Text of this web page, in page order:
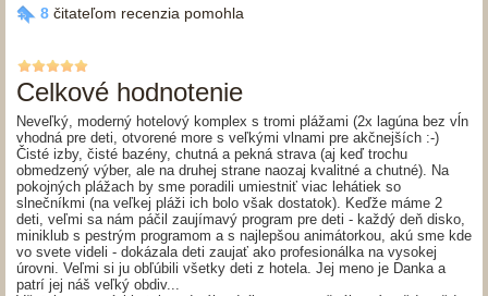
8 čitateľom recenzia pomohla
Celkové hodnotenie
Neveľký, moderný hotelový komplex s tromi plážami (2x lagúna bez vĺn
vhodná pre deti, otvorené more s veľkými vlnami pre akčnejších :-)
Čisté izby, čisté bazény, chutná a pekná strava (aj keď trochu
obmedzený výber, ale na druhej strane naozaj kvalitné a chutné). Na
pokojných plážach by sme poradili umiestniť viac lehátiek so
slnečníkmi (na veľkej pláži ich bolo však dostatok). Keďže máme 2
deti, veľmi sa nám páčil zaujímavý program pre deti - každý deň disko,
miniklub s pestrým programom a s najlepšou animátorkou, akú sme kde
vo svete videli - dokázala deti zaujať ako profesionálka na vysokej
úrovni. Veľmi si ju obľúbili všetky deti z hotela. Jej meno je Danka a
patrí jej náš veľký obdiv...